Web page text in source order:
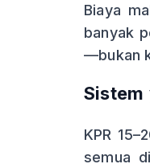
Biaya
banyak
—bukan
Sistem
KPR
semua